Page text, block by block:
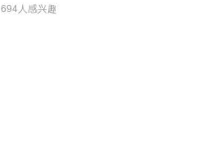
694人感兴趣